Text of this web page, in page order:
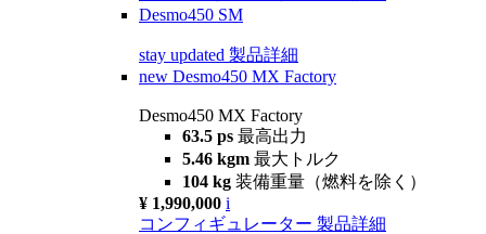
Desmo450 SM
stay updated 製品詳細
new Desmo450 MX Factory
Desmo450 MX Factory
63.5 ps 最高出力
5.46 kgm 最大トルク
104 kg 装備重量（燃料を除く）
¥ 1,990,000 i
コンフィギュレーター 製品詳細